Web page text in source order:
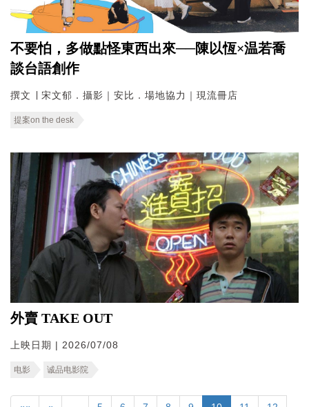
不要怕，多做點怪東西出來──陳以恆×温若喬
談台語創作
撰文 ∣ 宋文郁．攝影｜安比．場地協力｜現流冊店
提案on the desk
外賣 TAKE OUT
上映日期 | 2026/07/08
电影 诚品电影院